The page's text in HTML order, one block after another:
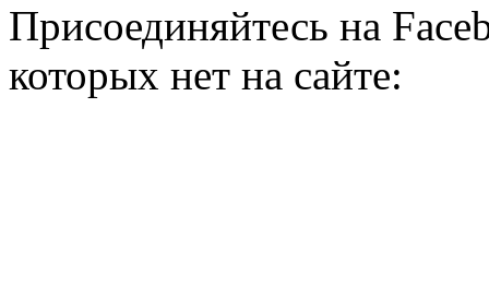
Присоединяйтесь на
которых нет на сайте: